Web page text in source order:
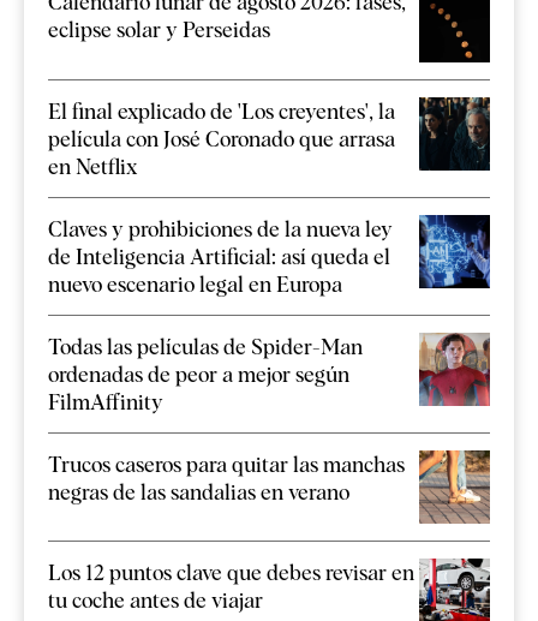
eclipse solar y Perseidas
El final explicado de 'Los creyentes', la
película con José Coronado que arrasa
en Netflix
Claves y prohibiciones de la nueva ley
de Inteligencia Artificial: así queda el
nuevo escenario legal en Europa
Todas las películas de Spider-Man
ordenadas de peor a mejor según
FilmAffinity
Trucos caseros para quitar las manchas
negras de las sandalias en verano
Los 12 puntos clave que debes revisar en
tu coche antes de viajar